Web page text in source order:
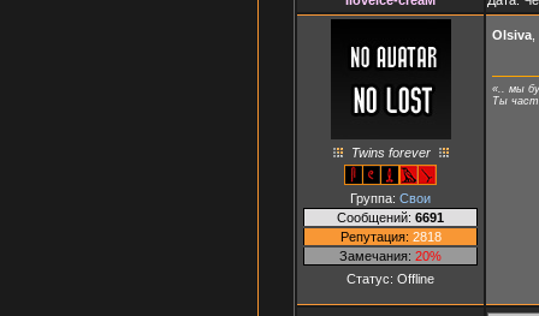
Twins forever
Группа: Свои
Сообщений: 6691
Репутация: 2818
Замечания: 20%
Статус: Offline
Olsiva
«.. мы
Ты